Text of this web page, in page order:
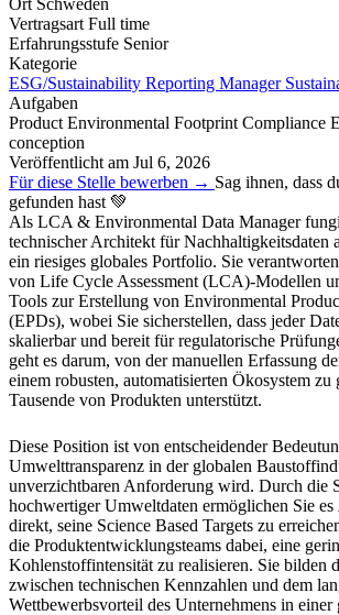
Vertragsart Full time
Erfahrungsstufe Senior
Kategorie
ESG/Sustainability Reporting Manager
Aufgaben
Product Environmental Footprint Compliance
conception
Veröffentlicht am Jul 6, 2026
Für diese Stelle bewerben → Sag ihnen, dass
gefunden hast 💚
Als LCA & Environmental Data Manager
technischer Architekt für Nachhaltigkeitsdaten
ein riesiges globales Portfolio. Sie
von Life Cycle Assessment (LCA)-Modellen
Tools zur Erstellung von Environmental
(EPDs), wobei Sie sicherstellen, dass jeder
skalierbar und bereit für regulatorische
geht es darum, von der manuellen Erfassung
einem robusten, automatisierten Ökosystem zu
Tausende von Produkten unterstützt.
Diese Position ist von entscheidender
Umwelttransparenz in der globalen
unverzichtbaren Anforderung wird. Durch die
hochwertiger Umweltdaten ermöglichen Sie es
direkt, seine Science Based Targets zu
die Produktentwicklungsteams dabei, eine
Kohlenstoffintensität zu realisieren. Sie bilden
zwischen technischen Kennzahlen und dem
Wettbewerbsvorteil des Unternehmens in einer